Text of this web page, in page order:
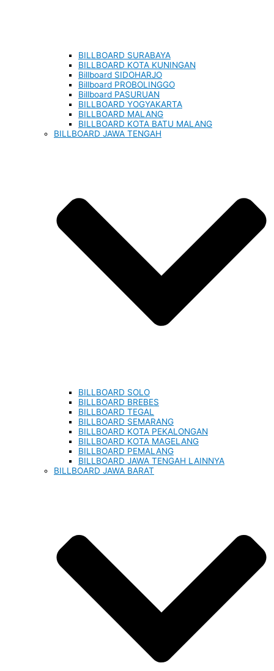
BILLBOARD SURABAYA
BILLBOARD KOTA KUNINGAN
Billboard SIDOHARJO
Billboard PROBOLINGGO
Billboard PASURUAN
BILLBOARD YOGYAKARTA
BILLBOARD MALANG
BILLBOARD KOTA BATU MALANG
BILLBOARD JAWA TENGAH
BILLBOARD SOLO
BILLBOARD BREBES
BILLBOARD TEGAL
BILLBOARD SEMARANG
BILLBOARD KOTA PEKALONGAN
BILLBOARD KOTA MAGELANG
BILLBOARD PEMALANG
BILLBOARD JAWA TENGAH LAINNYA
BILLBOARD JAWA BARAT